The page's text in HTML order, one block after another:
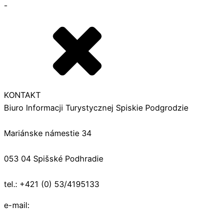
-
KONTAKT
Biuro Informacji Turystycznej Spiskie Podgrodzie
Mariánske námestie 34
053 04 Spišské Podhradie
tel.: +421 (0) 53/4195133
e-mail: